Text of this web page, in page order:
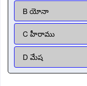
B యోనా
C హీరాము
D మేష